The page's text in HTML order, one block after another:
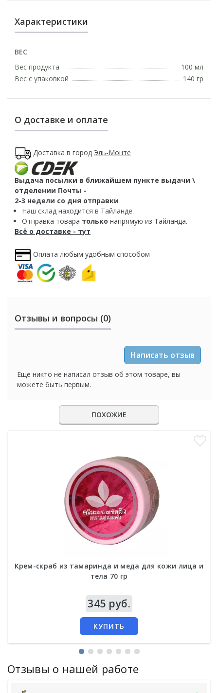
Характеристики
ВЕС
Вес продукта
100 мл
Вес с упаковкой
140 гр
О доставке и оплате
Доставка в город Эль-Монте
Выдача посылки в ближайшем пункте выдачи \
отделении Почты -
2-3 недели со дня отправки
Наш склад находится в Тайланде.
Отправка товара только напрямую из Тайланда.
Всё о доставке - тут
Оплата любым удобным способом
Отзывы и вопросы (0)
Написать отзыв
Еще никто не написал отзыв об этом товаре, вы
можете быть первым.
ПОХОЖИЕ
Крем-скраб из тамаринда и меда для кожи лица и
тела 70 гр
345 руб.
КУПИТЬ
Отзывы о нашей работе